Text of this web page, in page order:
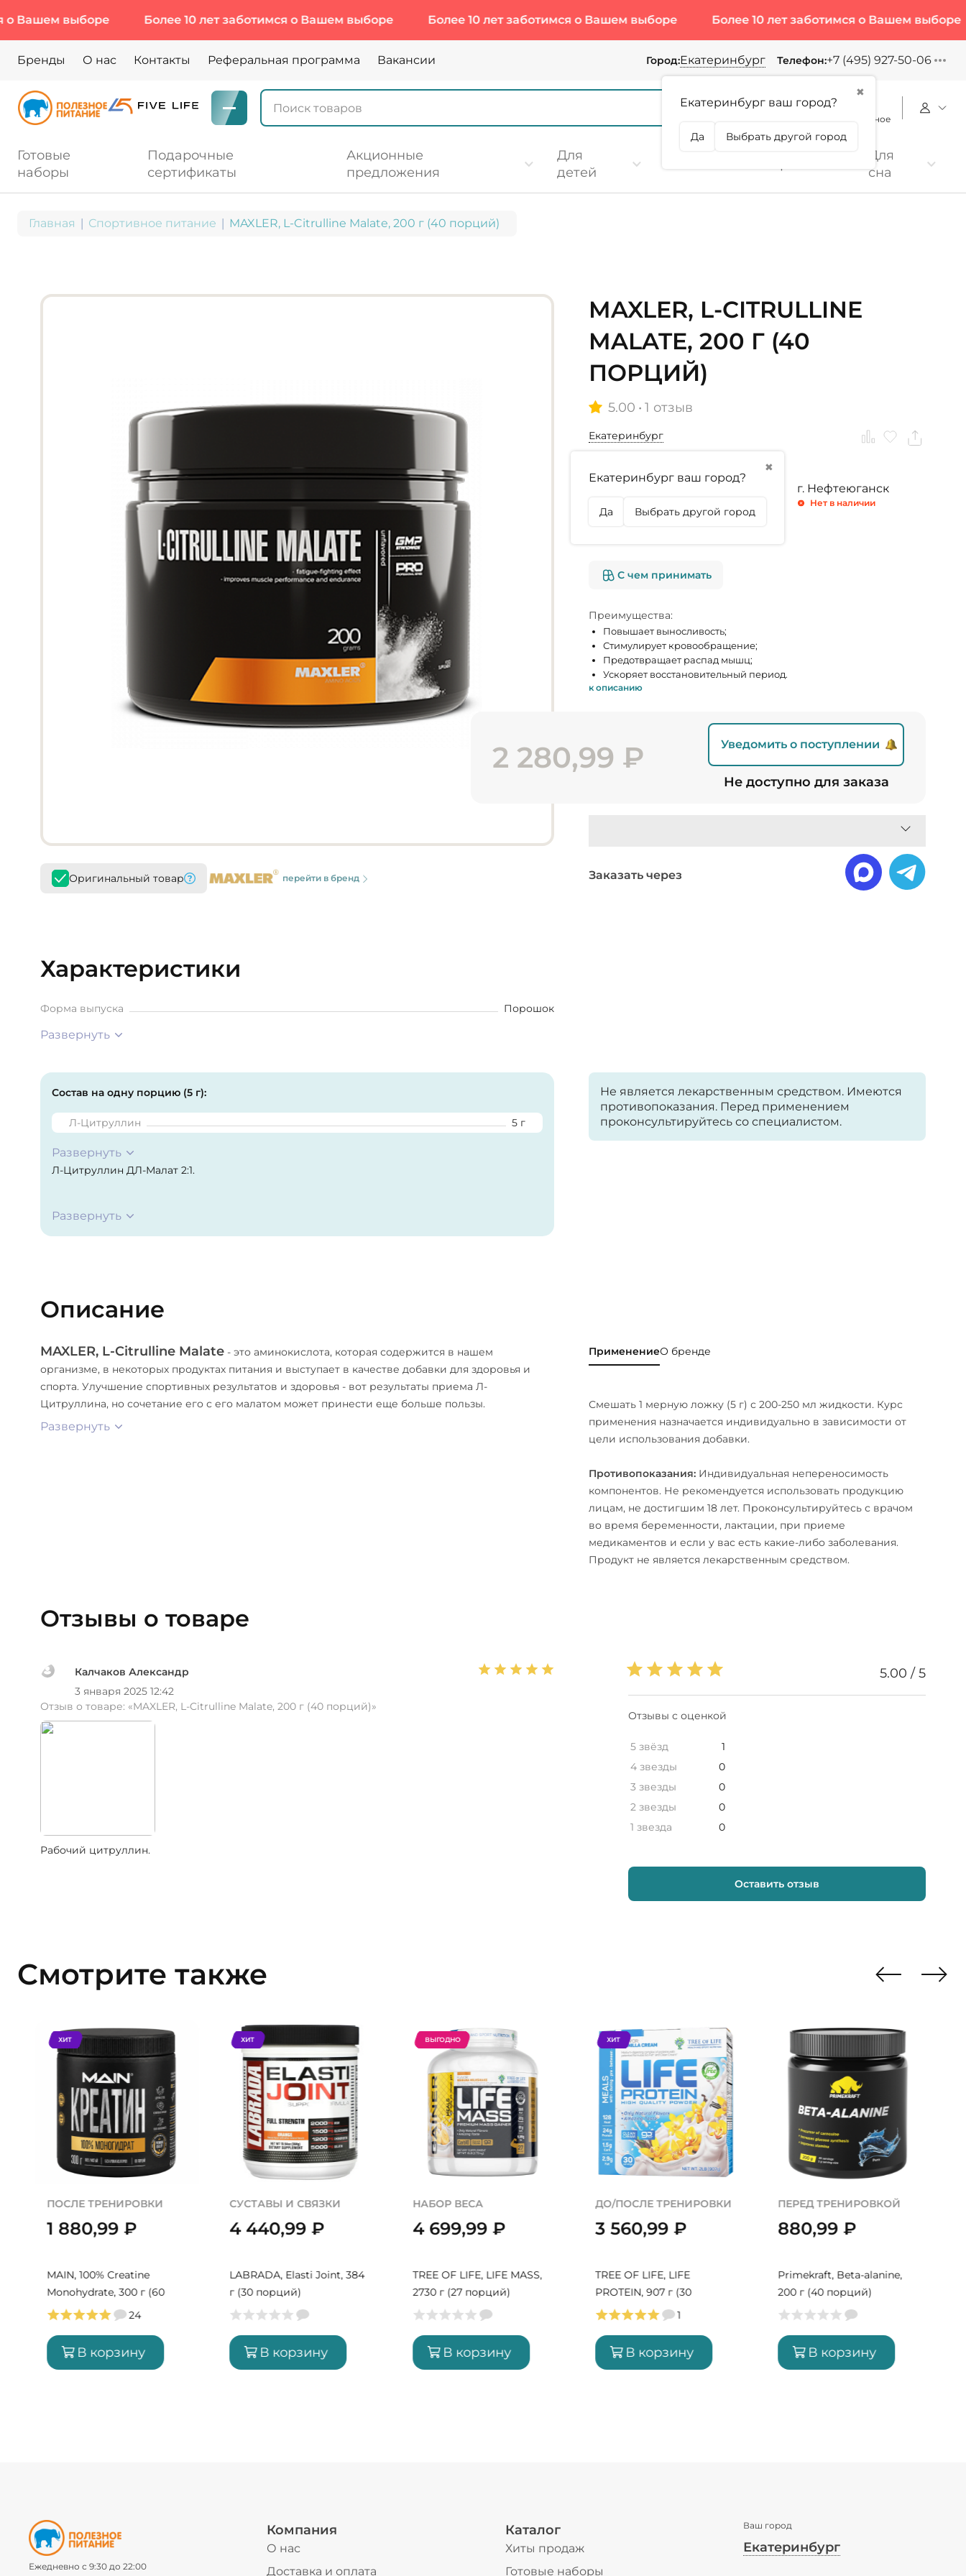
выборе Более 10 лет заботимся о Вашем выборе Более 10 лет заботимся о Вашем выборе Более 10 лет заботимся о Вашем выборе
Бренды О нас Контакты Реферальная программа Вакансии Город:Екатеринбург
✖
Екатеринбург ваш город?
Да Выбрать другой город
Телефон:+7 (495) 927-50-06
Избранное
Готовые
наборы
Подарочные
сертификаты
Акционные
предложения
Для
детей
Для
сна
Главная Спортивное питание MAXLER, L-Citrulline Malate, 200 г (40 порций)
Оригинальный товар перейти в бренд
MAXLER, L-CITRULLINE
MALATE, 200 Г (40
ПОРЦИЙ)
5.00 • 1 отзыв
Екатеринбург
✖
Екатеринбург ваш город?
Да Выбрать другой город
г. Екатеринбург г. Тюмень г. Нефтеюганск
Нет в наличии
С чем принимать
Преимущества:
Повышает выносливость;
Стимулирует кровообращение;
Предотвращает распад мышц;
Ускоряет восстановительный период.
к описанию
2 280,99 ₽ Уведомить о поступлении
Не доступно для заказа
Заказать через
Характеристики
Форма выпуска Порошок
Развернуть
Не является лекарственным средством. Имеются
противопоказания. Перед применением
проконсультируйтесь со специалистом.
Состав на одну порцию (5 г):
Л-Цитруллин 5 г
Развернуть
Л-Цитруллин ДЛ-Малат 2:1.
Развернуть
Описание
MAXLER, L-Citrulline Malate - это аминокислота, которая содержится в нашем
организме, в некоторых продуктах питания и выступает в качестве добавки для здоровья и
спорта. Улучшение спортивных результатов и здоровья - вот результаты приема Л-
Цитруллина, но сочетание его с его малатом может принести еще больше пользы.
Развернуть
ПрименениеО бренде
Смешать 1 мерную ложку (5 г) с 200-250 мл жидкости. Курс
применения назначается индивидуально в зависимости от
цели использования добавки.
Противопоказания: Индивидуальная непереносимость
компонентов. Не рекомендуется использовать продукцию
лицам, не достигшим 18 лет. Проконсультируйтесь с врачом
во время беременности, лактации, при приеме
медикаментов и если у вас есть какие-либо заболевания.
Продукт не является лекарственным средством.
Отзывы о товаре
Калчаков Александр
3 января 2025 12:42
Отзыв о товаре: «MAXLER, L-Citrulline Malate, 200 г (40 порций)»
Рабочий цитруллин.
5.00 / 5
Отзывы с оценкой
5 звёзд
1
4 звезды
0
3 звезды
0
2 звезды
0
1 звезда
0
Оставить отзыв
Смотрите также
ХИТ
ПОСЛЕ ТРЕНИРОВКИ
1 880,99 ₽
MAIN, 100% Creatine
Monohydrate, 300 г (60
порций)
24
В корзину
ХИТ
СУСТАВЫ И СВЯЗКИ
4 440,99₽
LABRADA, Elasti Joint, 384
г (30 порций)
В корзину
ВЫГОДНО
НАБОР ВЕСА
4 699,99 ₽
TREE OF LIFE, LIFE MASS,
2730 г (27 порций)
В корзину
ХИТ
ДО/ПОСЛЕ ТРЕНИРОВКИ
3 560,99₽
TREE OF LIFE, LIFE
PROTEIN, 907 г (30
порций)
1
В корзину
ПЕРЕД ТРЕНИРОВКОЙ
880,99₽
Primekraft, Beta-alanine,
200 г (40 порций)
В корзину
Ежедневно с 9:30 до 22:00
Компания
О нас
Доставка и оплата
Каталог
Хиты продаж
Готовые наборы
Ваш город
Екатеринбург